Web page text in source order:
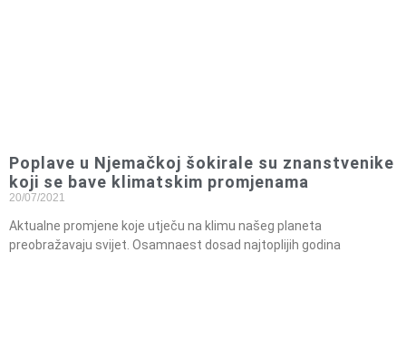
Poplave u Njemačkoj šokirale su znanstvenike
koji se bave klimatskim promjenama
20/07/2021
Aktualne promjene koje utječu na klimu našeg planeta
preobražavaju svijet. Osamnaest dosad najtoplijih godina